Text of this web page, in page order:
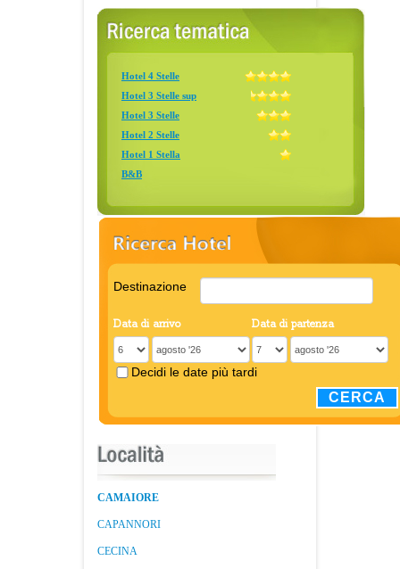
Hotel 4 Stelle
Hotel 3 Stelle sup
Hotel 3 Stelle
Hotel 2 Stelle
Hotel 1 Stella
B&B
Destinazione
Data di arrivo Data di partenza
Decidi le date più tardi
CERCA
CAMAIORE
CAPANNORI
CECINA